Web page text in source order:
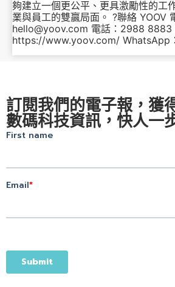
夠建立一個更公平、更具激勵性的工
業與員工的雙贏局面。 ?聯絡 YOOV
hello@yoov.com 電話：2988 8883
https://www.yoov.com/ WhatsApp
訂閱我們的電子報，獲
數碼科技資訊，快人一